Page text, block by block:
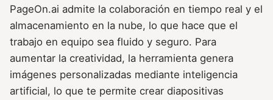
PageOn.ai admite la colaboración en tiempo real y el
almacenamiento en la nube, lo que hace que el
trabajo en equipo sea fluido y seguro. Para
aumentar la creatividad, la herramienta genera
imágenes personalizadas mediante inteligencia
artificial, lo que te permite crear diapositivas